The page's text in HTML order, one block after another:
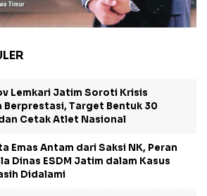
Lemkari Jatim Soroti Krisis
Berprestasi, Target Bentuk 30
Cetak Atlet Nasional
Emas Antam dari Saksi NK, Peran
Dinas ESDM Jatim dalam Kasus
Didalami